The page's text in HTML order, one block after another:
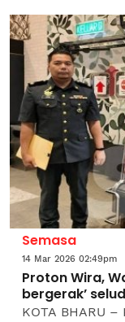
di seluruh
Semasa
14 Mar 2026 02:49pm
Proton Wira,
bergerak’
KOTA BHARU